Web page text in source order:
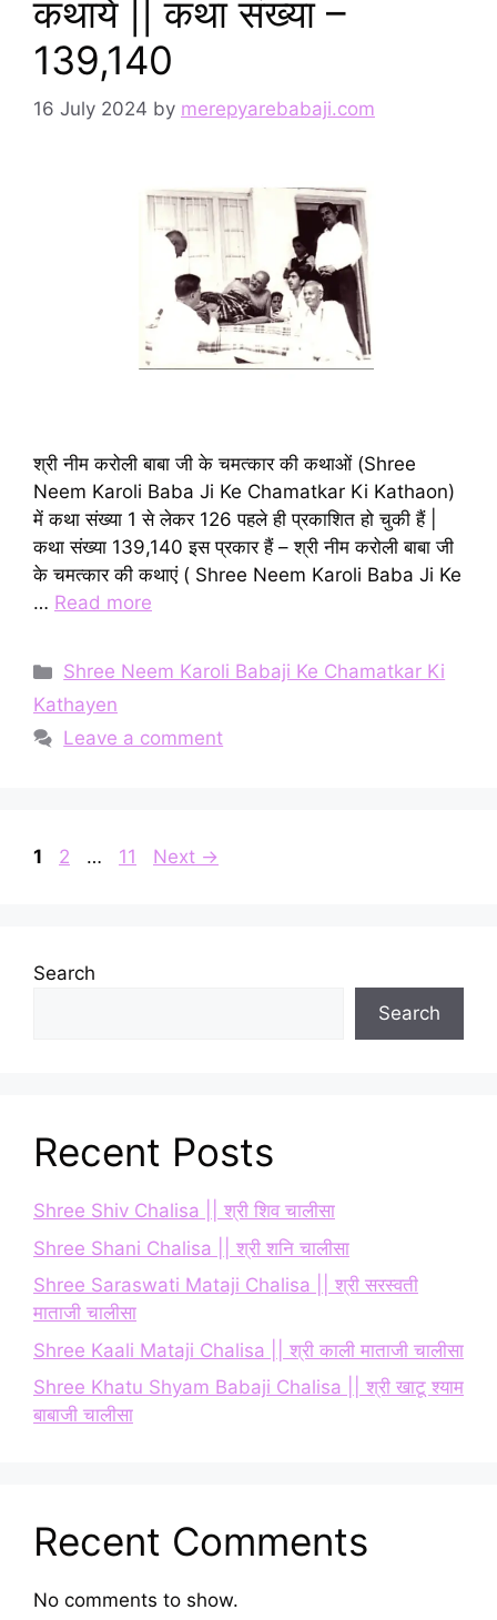
कथायें || कथा संख्या –
139,140
16 July 2024 by merepyarebabaji.com
श्री नीम करोली बाबा जी के चमत्कार की कथाओं (Shree
Neem Karoli Baba Ji Ke Chamatkar Ki Kathaon)
में कथा संख्या 1 से लेकर 126 पहले ही प्रकाशित हो चुकी हैं |
कथा संख्या 139,140 इस प्रकार हैं – श्री नीम करोली बाबा जी
के चमत्कार की कथाएं ( Shree Neem Karoli Baba Ji Ke
… Read more
Categories
Shree Neem Karoli Babaji Ke Chamatkar Ki
Kathayen
Leave a comment
Page
1 Page
2 … Page
11 Next →
Search
Search
Recent Posts
Shree Shiv Chalisa || श्री शिव चालीसा
Shree Shani Chalisa || श्री शनि चालीसा
Shree Saraswati Mataji Chalisa || श्री सरस्वती
माताजी चालीसा
Shree Kaali Mataji Chalisa || श्री काली माताजी चालीसा
Shree Khatu Shyam Babaji Chalisa || श्री खाटू श्याम
बाबाजी चालीसा
Recent Comments
No comments to show.